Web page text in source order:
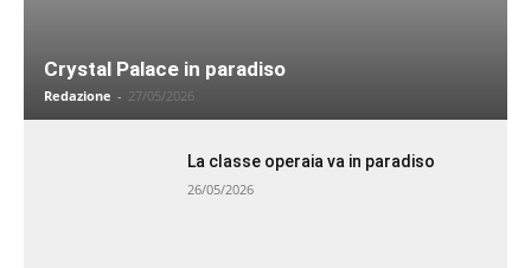
Crystal Palace in paradiso
Redazione - 27/05/2026
La classe operaia va in paradiso
26/05/2026